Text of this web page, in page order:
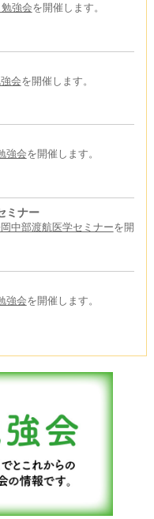
強会を開催します。
会を開催します。
強会を開催します。
ミナー
中部渡航医学セミナーを開
強会を開催します。